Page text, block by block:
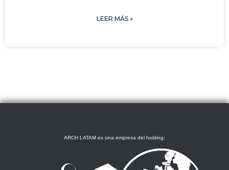
LEER MÁS »
ARCH LATAM es una empresa del holding: